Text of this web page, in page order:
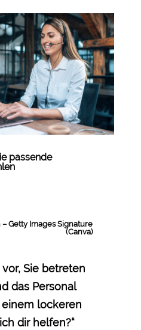
passende
Getty Images Signature
(Canva)
Sie betreten
das Personal
lockeren
dir helfen?“